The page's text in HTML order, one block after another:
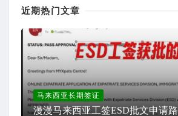
近期热门文章
马来西亚长期签证
漫漫马来西亚工签ESD批文申请路